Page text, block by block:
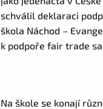
schválil deklaraci
škola Náchod –
k podpoře fair trade
Na škole se konají